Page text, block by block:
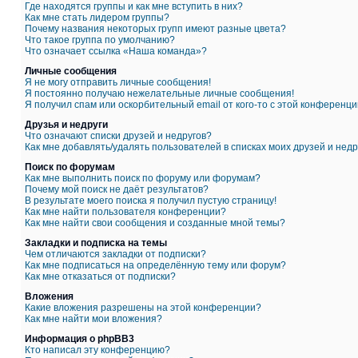
Где находятся группы и как мне вступить в них?
Как мне стать лидером группы?
Почему названия некоторых групп имеют разные цвета?
Что такое группа по умолчанию?
Что означает ссылка «Наша команда»?
Личные сообщения
Я не могу отправить личные сообщения!
Я постоянно получаю нежелательные личные сообщения!
Я получил спам или оскорбительный email от кого-то с этой
Друзья и недруги
Что означают списки друзей и недругов?
Как мне добавлять/удалять пользователей в списках моих друзей и
Поиск по форумам
Как мне выполнить поиск по форуму или форумам?
Почему мой поиск не даёт результатов?
В результате моего поиска я получил пустую страницу!
Как мне найти пользователя конференции?
Как мне найти свои сообщения и созданные мной темы?
Закладки и подписка на темы
Чем отличаются закладки от подписки?
Как мне подписаться на определённую тему или форум?
Как мне отказаться от подписки?
Вложения
Какие вложения разрешены на этой конференции?
Как мне найти мои вложения?
Информация о phpBB3
Кто написал эту конференцию?